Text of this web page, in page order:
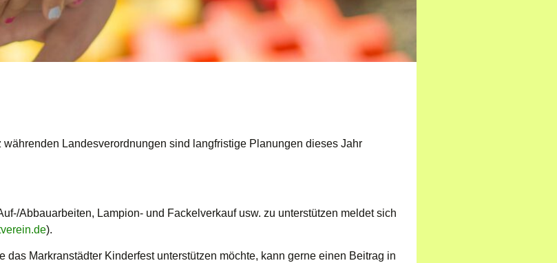
Landesverordnungen sind langfristige Planungen dieses Jahr
Abbauarbeiten, Lampion- und Fackelverkauf usw. zu unterstützen meldet sich
).
das Markranstädter Kinderfest unterstützen möchte, kann gerne einen Beitrag in